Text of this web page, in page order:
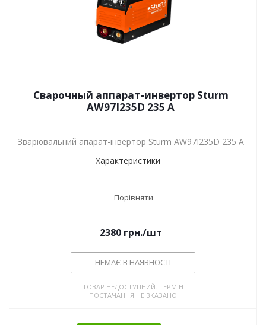
Сварочный аппарат-инвертор Sturm
AW97I235D 235 А
Зварювальний апарат-інвертор Sturm AW97I235D 235 А
Характеристики
Порівняти
2380 грн./шт
НЕМАЄ В НАЯВНОСТІ
ТОВАР НЕДОСТУПНИЙ. ТЕРМІН
ПОСТАЧАННЯ НЕ ВКАЗАНО